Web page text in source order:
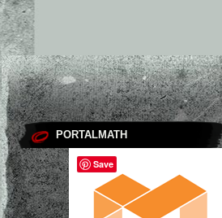
PORTALMATH
Save